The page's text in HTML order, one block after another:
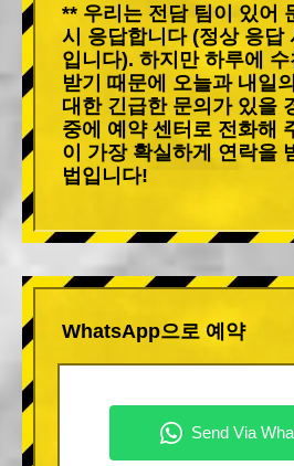
** 우리는 전담 팀이 있어
시 응답합니다 (정상 응답
입니다). 하지만 하루에
받기 때문에 오늘과 내일
대한 긴급한 문의가 있을
중에 예약 센터로 전화해
이 가장 확실하게 연락을
법입니다!
WhatsApp으로 예약